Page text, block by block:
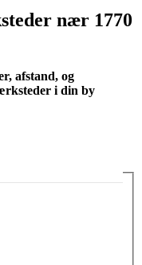
nær 1770
afstand, og
i din by